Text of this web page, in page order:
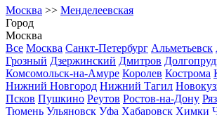
Москва >> Менделеевская
Город
Москва
Все Москва Санкт-Петербург Альметьевск
Грозный Дзержинский Дмитров
Комсомольск-на-Амуре Королев Кострома
Нижний Новгород Нижний Тагил
Псков Пушкино Реутов Ростов-на-Дону
Тюмень Ульяновск Уфа Хабаровск Химки